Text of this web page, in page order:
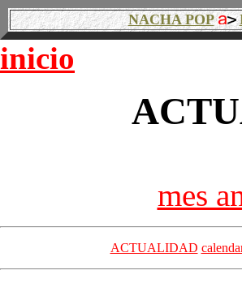
NACHA POP
inicio
mes
ACTUALIDAD